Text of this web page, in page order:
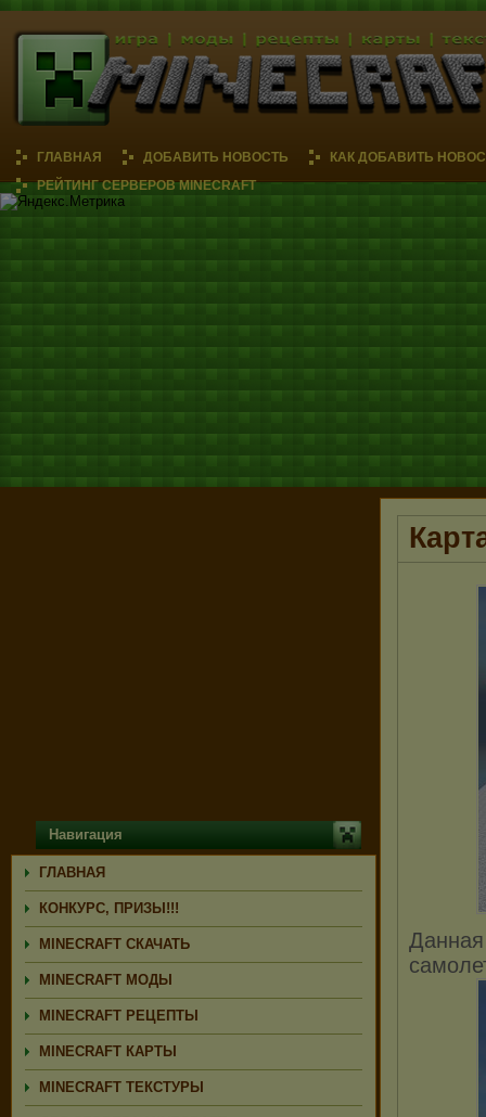
ГЛАВНАЯ ДОБАВИТЬ НОВОСТЬ
КАК ДОБАВИТЬ
РЕЙТИНГ СЕРВЕРОВ MINECRAFT
Навигация
ГЛАВНАЯ
КОНКУРС, ПРИЗЫ!!!
MINECRAFT СКАЧАТЬ
MINECRAFT МОДЫ
MINECRAFT РЕЦЕПТЫ
MINECRAFT КАРТЫ
MINECRAFT ТЕКСТУРЫ
Данная